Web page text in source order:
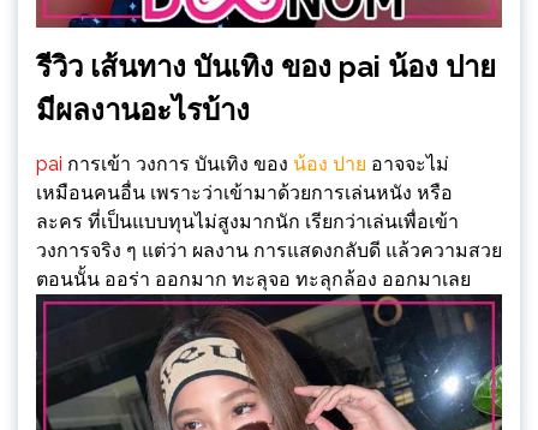
รีวิว เส้นทาง บันเทิง ของ pai น้อง ปาย
มีผลงานอะไรบ้าง
pai การเข้า วงการ บันเทิง ของ น้อง ปาย อาจจะไม่
เหมือนคนอื่น เพราะว่าเข้ามาด้วยการเล่นหนัง หรือ
ละคร ที่เป็นแบบทุนไม่สูงมากนัก เรียกว่าเล่นเพื่อเข้า
วงการจริง ๆ แต่ว่า ผลงาน การแสดงกลับดี แล้วความสวย
ตอนนั้น ออร่า ออกมาก ทะลุจอ ทะลุกล้อง ออกมาเลย